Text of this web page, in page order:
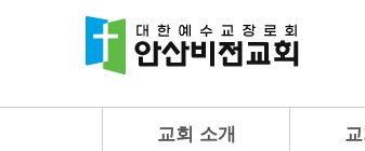
교회 소개